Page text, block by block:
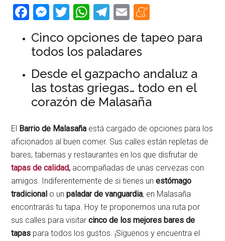
Facebook
Messenger
Twitter
WhatsApp
Telegram
Email
Cinco opciones de tapeo para
todos los paladares
Desde el gazpacho andaluz a
las tostas griegas… todo en el
corazón de Malasaña
El Barrio de Malasaña está cargado de opciones para los
aficionados al buen comer. Sus calles están repletas de
bares, tabernas y restaurantes en los que disfrutar de
tapas de calidad, acompañadas de unas cervezas con
amigos. Indiferentemente de si tienes unestómago
tradicional o unpaladar de vanguardia, en Malasaña
encontrarás tu tapa. Hoy te proponemos una ruta por
sus calles para visitar cinco de los mejores bares de
tapas para todos los gustos. ¡Síguenos y encuentra el